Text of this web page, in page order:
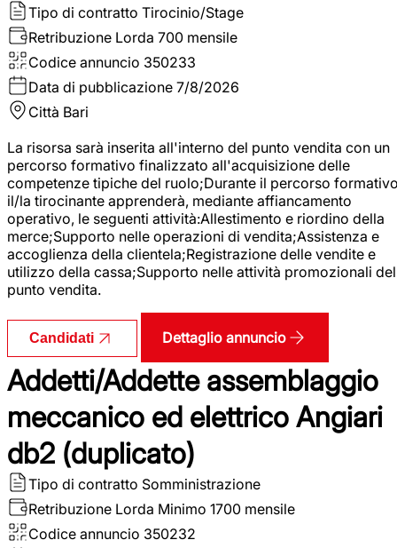
Tipo di contratto Tirocinio/Stage
Retribuzione Lorda 700 mensile
Codice annuncio 350233
Data di pubblicazione 7/8/2026
Città Bari
La risorsa sarà inserita all'interno del punto vendita con un
percorso formativo finalizzato all'acquisizione delle
competenze tipiche del ruolo;Durante il percorso
il/la tirocinante apprenderà, mediante affiancamento
operativo, le seguenti attività:Allestimento e riordino della
merce;Supporto nelle operazioni di vendita;Assistenza e
accoglienza della clientela;Registrazione delle vendite e
utilizzo della cassa;Supporto nelle attività promozionali del
punto vendita.
Candidati Dettaglio annuncio
Addetti/Addette assemblaggio
meccanico ed elettrico Angiari
db2 (duplicato)
Tipo di contratto Somministrazione
Retribuzione Lorda Minimo 1700 mensile
Codice annuncio 350232